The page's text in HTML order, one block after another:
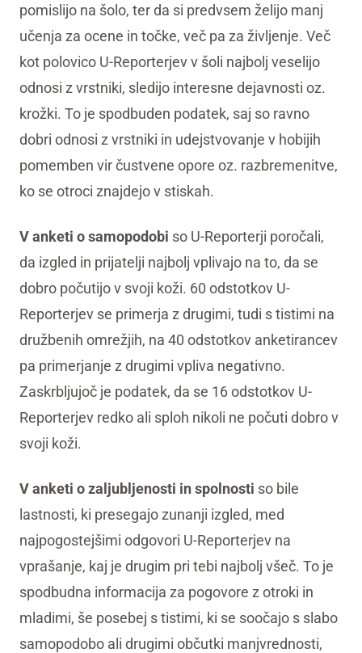
pomislijo na šolo, ter da si predvsem želijo manj
učenja za ocene in točke, več pa za življenje. Več
kot polovico U-Reporterjev v šoli najbolj veselijo
odnosi z vrstniki, sledijo interesne dejavnosti oz.
krožki. To je spodbuden podatek, saj so ravno
dobri odnosi z vrstniki in udejstvovanje v hobijih
pomemben vir čustvene opore oz. razbremenitve,
ko se otroci znajdejo v stiskah.
V anketi o samopodobi so U-Reporterji poročali,
da izgled in prijatelji najbolj vplivajo na to, da se
dobro počutijo v svoji koži. 60 odstotkov U-
Reporterjev se primerja z drugimi, tudi s tistimi na
družbenih omrežjih, na 40 odstotkov anketirancev
pa primerjanje z drugimi vpliva negativno.
Zaskrbljujoč je podatek, da se 16 odstotkov U-
Reporterjev redko ali sploh nikoli ne počuti dobro v
svoji koži.
V anketi o zaljubljenosti in spolnosti so bile
lastnosti, ki presegajo zunanji izgled, med
najpogostejšimi odgovori U-Reporterjev na
vprašanje, kaj je drugim pri tebi najbolj všeč. To je
spodbudna informacija za pogovore z otroki in
mladimi, še posebej s tistimi, ki se soočajo s slabo
samopodobo ali drugimi občutki manjvrednosti,